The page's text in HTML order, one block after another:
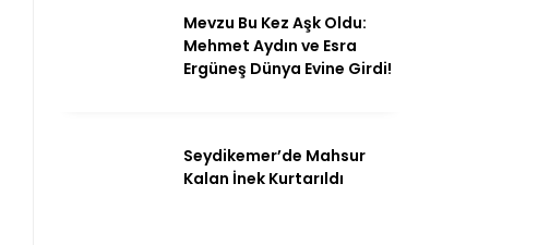
Mevzu Bu Kez Aşk Oldu:
Mehmet Aydın ve Esra
Ergüneş Dünya Evine Girdi!
Seydikemer’de Mahsur
Kalan İnek Kurtarıldı